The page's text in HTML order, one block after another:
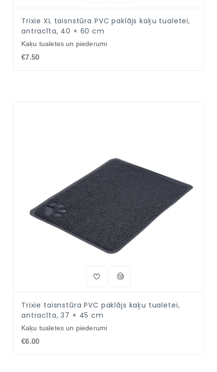
Trixie XL taisnstūra PVC paklājs kaķu tualetei,
antracīta, 40 × 60 cm
Kaķu tualetes un piederumi
€7.50
Trixie taisnstūra PVC paklājs kaķu tualetei,
antracīta, 37 × 45 cm
Kaķu tualetes un piederumi
€6.00